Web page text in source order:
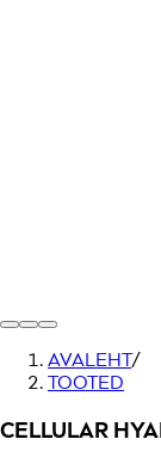
AVALEHT/
TOOTED
CELLULAR